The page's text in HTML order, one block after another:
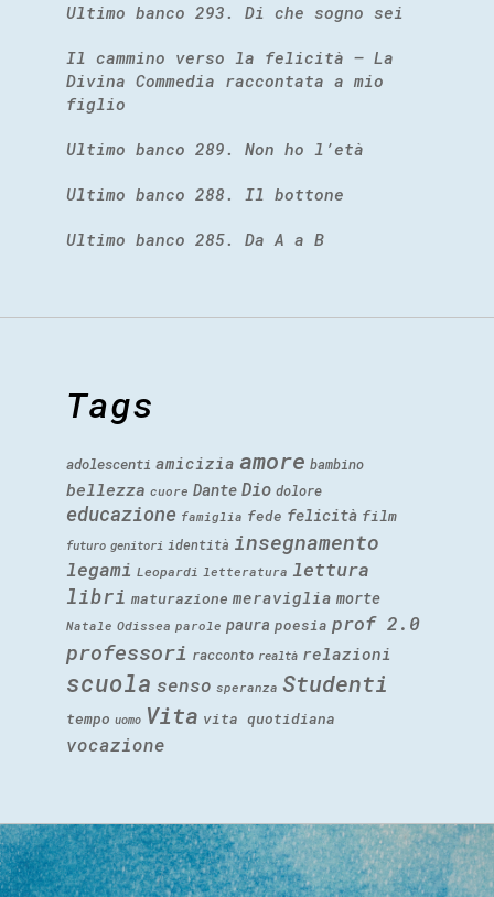
Ultimo banco 293. Di che sogno sei
Il cammino verso la felicità – La
Divina Commedia raccontata a mio
figlio
Ultimo banco 289. Non ho l’età
Ultimo banco 288. Il bottone
Ultimo banco 285. Da A a B
Tags
adolescenti amicizia amore bambino
bellezza cuore Dante Dio dolore
educazione famiglia fede felicità film
futuro genitori identità insegnamento
legami Leopardi letteratura lettura
libri maturazione meraviglia morte
Natale Odissea parole paura poesia prof 2.0
professori racconto realtà relazioni
scuola senso speranza Studenti
tempo uomo Vita vita quotidiana
vocazione